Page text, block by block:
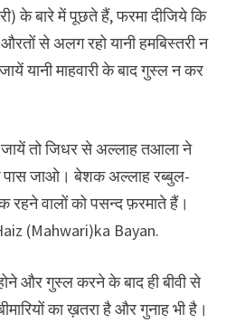
के बारे में पूछते हैं, फरमा दीजिये कि
से अलग रहो यानी हमबिस्तरी न
यानी माहवारी के बाद गुस्ल न कर
तो जिधर से अल्लाह तआला ने
जाओ। बेशक अल्लाह रब्बुल-
रहने वालों को पसन्द फ़रमाते हैं।
(Mahwari)ka Bayan.
और गुस्ल करने के बाद ही बीवी से
का ख़तरा है और गुनाह भी है।